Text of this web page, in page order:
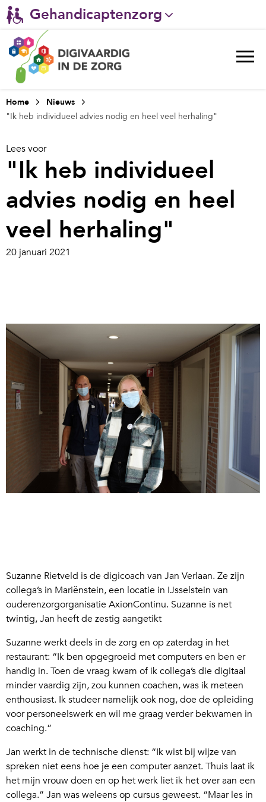
Gehandicaptenzorg
Verpleeghuiszorg & Zorg thuis
Ggz
Ziekenhuizen
Welzijn / sociaal werk
Home
Nieuws
"Ik heb individueel advies nodig en heel veel herhaling"
Lees voor
"Ik heb individueel
advies nodig en heel
veel herhaling"
20 januari 2021
Suzanne Rietveld is de digicoach van Jan Verlaan. Ze zijn
collega’s in Mariënstein, een locatie in IJsselstein van
ouderenzorgorganisatie AxionContinu. Suzanne is net
twintig, Jan heeft de zestig aangetikt
Suzanne werkt deels in de zorg en op zaterdag in het
restaurant: “Ik ben opgegroeid met computers en ben er
handig in. Toen de vraag kwam of ik collega’s die digitaal
minder vaardig zijn, zou kunnen coachen, was ik meteen
enthousiast. Ik studeer namelijk ook nog, doe de opleiding
voor personeelswerk en wil me graag verder bekwamen in
coaching.”
Jan werkt in de technische dienst: “Ik wist bij wijze van
spreken niet eens hoe je een computer aanzet. Thuis laat ik
het mijn vrouw doen en op het werk liet ik het over aan een
collega.” Jan was weleens op cursus geweest. “Maar les in